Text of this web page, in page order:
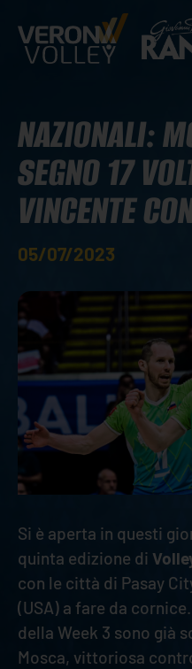
NAZIONALI:
SEGNO 17
VINCENTE
05/07/2023
Si è aperta in questi
quinta edizione di
con le città di Pasay
(USA) a fare da
della Week 3 sono già
Mosca, vittoriosa